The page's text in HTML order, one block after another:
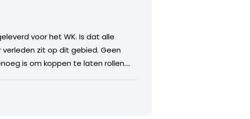
voor het WK. Is dat alle
zit op dit gebied. Geen
is om koppen te laten rollen….